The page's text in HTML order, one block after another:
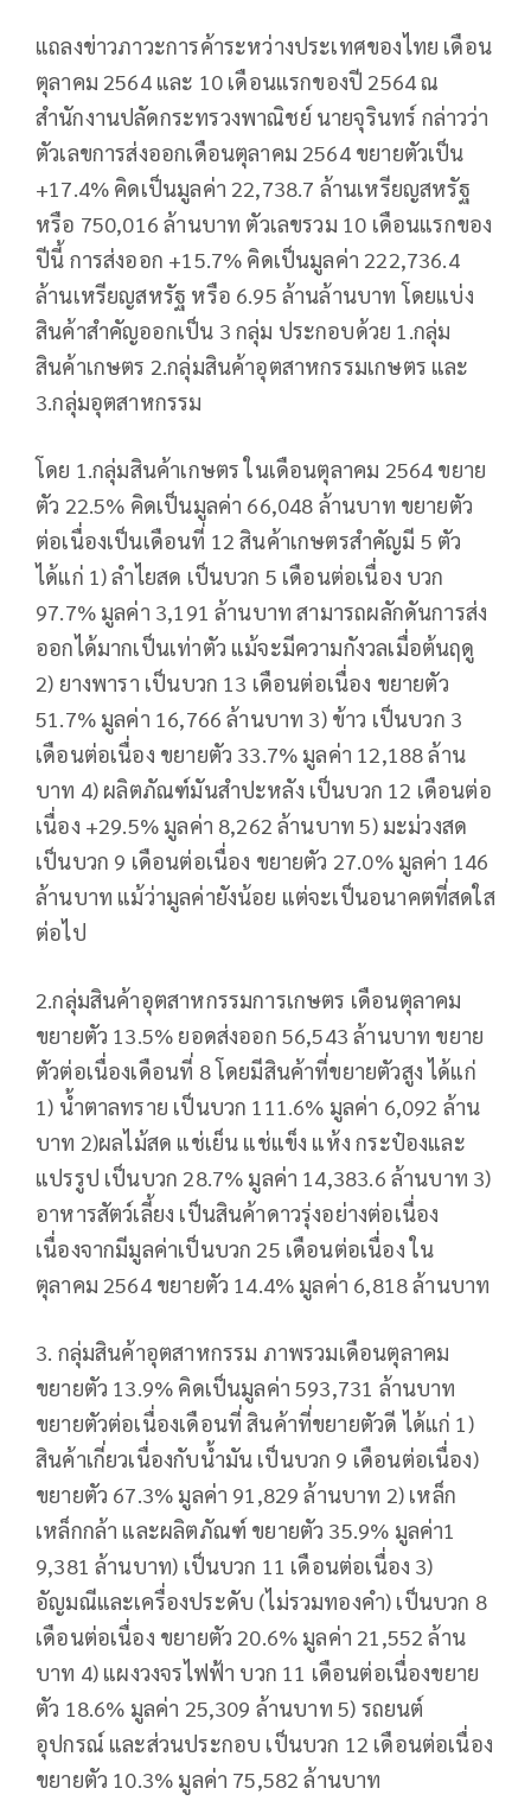
แถลงข่าวภาวะการค้าระหว่างประเทศของไทย เดือน
ตุลาคม 2564 และ 10 เดือนแรกของปี 2564 ณ
สำนักงานปลัดกระทรวงพาณิชย์ นายจุรินทร์ กล่าวว่า
ตัวเลขการส่งออกเดือนตุลาคม 2564 ขยายตัวเป็น
+17.4% คิดเป็นมูลค่า 22,738.7 ล้านเหรียญสหรัฐ
หรือ 750,016 ล้านบาท ตัวเลขรวม 10 เดือนแรกของ
ปีนี้ การส่งออก +15.7% คิดเป็นมูลค่า 222,736.4
ล้านเหรียญสหรัฐ หรือ 6.95 ล้านล้านบาท โดยแบ่ง
สินค้าสำคัญออกเป็น 3 กลุ่ม ประกอบด้วย 1.กลุ่ม
สินค้าเกษตร 2.กลุ่มสินค้าอุตสาหกรรมเกษตร และ
3.กลุ่มอุตสาหกรรม
โดย 1.กลุ่มสินค้าเกษตร ในเดือนตุลาคม 2564 ขยาย
ตัว 22.5% คิดเป็นมูลค่า 66,048 ล้านบาท ขยายตัว
ต่อเนื่องเป็นเดือนที่ 12 สินค้าเกษตรสำคัญมี 5 ตัว
ได้แก่ 1) ลำไยสด เป็นบวก 5 เดือนต่อเนื่อง บวก
97.7% มูลค่า 3,191 ล้านบาท สามารถผลักดันการส่ง
ออกได้มากเป็นเท่าตัว แม้จะมีความกังวลเมื่อต้นฤดู
2) ยางพารา เป็นบวก 13 เดือนต่อเนื่อง ขยายตัว
51.7% มูลค่า 16,766 ล้านบาท 3) ข้าว เป็นบวก 3
เดือนต่อเนื่อง ขยายตัว 33.7% มูลค่า 12,188 ล้าน
บาท 4) ผลิตภัณฑ์มันสำปะหลัง เป็นบวก 12 เดือนต่อ
เนื่อง +29.5% มูลค่า 8,262 ล้านบาท 5) มะม่วงสด
เป็นบวก 9 เดือนต่อเนื่อง ขยายตัว 27.0% มูลค่า 146
ล้านบาท แม้ว่ามูลค่ายังน้อย แต่จะเป็นอนาคตที่สดใส
ต่อไป
2.กลุ่มสินค้าอุตสาหกรรมการเกษตร เดือนตุลาคม
ขยายตัว 13.5% ยอดส่งออก 56,543 ล้านบาท ขยาย
ตัวต่อเนื่องเดือนที่ 8 โดยมีสินค้าที่ขยายตัวสูง ได้แก่
1) น้ำตาลทราย เป็นบวก 111.6% มูลค่า 6,092 ล้าน
บาท 2)ผลไม้สด แช่เย็น แช่แข็ง แห้ง กระป๋องและ
แปรรูป เป็นบวก 28.7% มูลค่า 14,383.6 ล้านบาท 3)
อาหารสัตว์เลี้ยง เป็นสินค้าดาวรุ่งอย่างต่อเนื่อง
เนื่องจากมีมูลค่าเป็นบวก 25 เดือนต่อเนื่อง ใน
ตุลาคม 2564 ขยายตัว 14.4% มูลค่า 6,818 ล้านบาท
3. กลุ่มสินค้าอุตสาหกรรม ภาพรวมเดือนตุลาคม
ขยายตัว 13.9% คิดเป็นมูลค่า 593,731 ล้านบาท
ขยายตัวต่อเนื่องเดือนที่ สินค้าที่ขยายตัวดี ได้แก่ 1)
สินค้าเกี่ยวเนื่องกับน้ำมัน เป็นบวก 9 เดือนต่อเนื่อง)
ขยายตัว 67.3% มูลค่า 91,829 ล้านบาท 2) เหล็ก
เหล็กกล้า และผลิตภัณฑ์ ขยายตัว 35.9% มูลค่า1
9,381 ล้านบาท) เป็นบวก 11 เดือนต่อเนื่อง 3)
อัญมณีและเครื่องประดับ (ไม่รวมทองคำ) เป็นบวก 8
เดือนต่อเนื่อง ขยายตัว 20.6% มูลค่า 21,552 ล้าน
บาท 4) แผงวงจรไฟฟ้า บวก 11 เดือนต่อเนื่องขยาย
ตัว 18.6% มูลค่า 25,309 ล้านบาท 5) รถยนต์
อุปกรณ์ และส่วนประกอบ เป็นบวก 12 เดือนต่อเนื่อง
ขยายตัว 10.3% มูลค่า 75,582 ล้านบาท